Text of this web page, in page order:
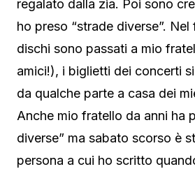
regalato dalla zia. Poi sono
ho preso “strade diverse”.
dischi sono passati a mio
amici!), i biglietti dei concerti
da qualche parte a casa dei
Anche mio fratello da anni ha
diverse” ma sabato scorso è
persona a cui ho scritto